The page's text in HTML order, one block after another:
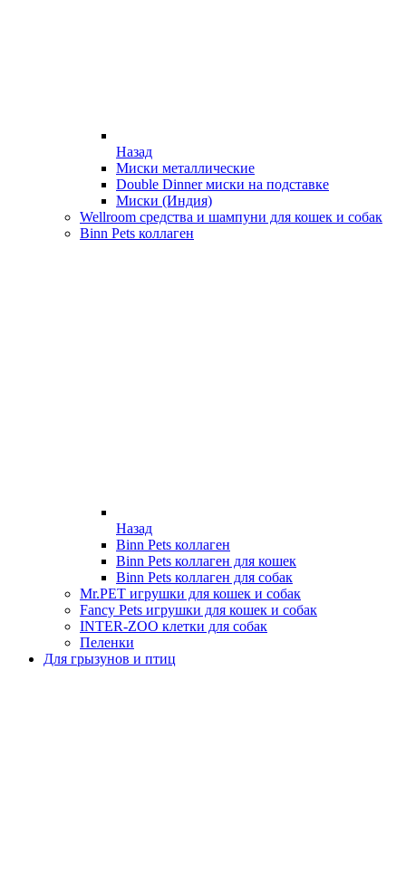
Назад
Миски металлические
Double Dinner миски на подставке
Миски (Индия)
Wellroom средства и шампуни для кошек и собак
Binn Pets коллаген
Назад
Binn Pets коллаген
Binn Pets коллаген для кошек
Binn Pets коллаген для собак
Mr.PET игрушки для кошек и собак
Fancy Pets игрушки для кошек и собак
INTER-ZOO клетки для собак
Пеленки
Для грызунов и птиц